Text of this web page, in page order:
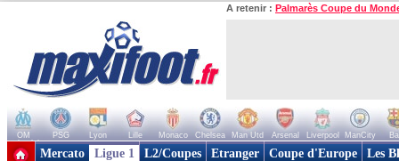
A retenir : Palmarès Coupe du
OM PSG Lyon Lille Monaco Chelsea Man Utd Arsenal Liverpool ManCity
+ de clubs
Mercato Ligue 1 L2/Coupes Etranger Coupe d'Europe Les